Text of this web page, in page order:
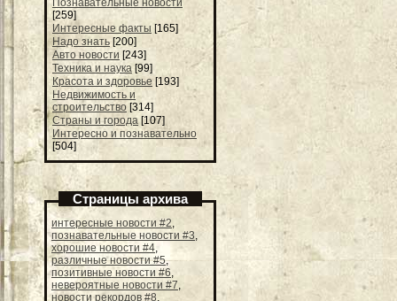
Познавательные новости
[259]
Интересные факты [165]
Надо знать [200]
Авто новости [243]
Техника и наука [99]
Красота и здоровье [193]
Недвижимость и
строительство [314]
Страны и города [107]
Интересно и познавательно
[504]
Страницы архива
интересные новости #2,
познавательные новости #3,
хорошие новости #4,
различные новости #5,
позитивные новости #6,
невероятные новости #7,
новости рекордов #8,